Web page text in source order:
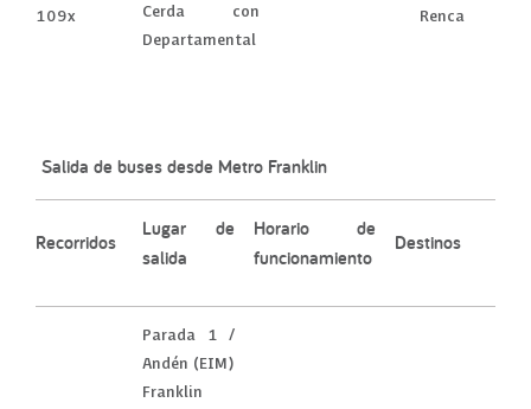
Cerda con
Departamental
109x Renca
Salida de buses desde Metro Franklin
Recorridos
Lugar de
salida
Horario de
funcionamiento
Destinos
Parada 1 /
Andén (EIM)
Franklin